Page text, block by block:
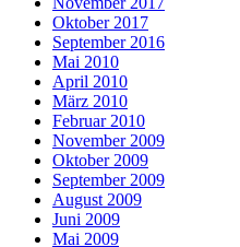
Oktober 2017
September 2016
Mai 2010
April 2010
März 2010
Februar 2010
November 2009
Oktober 2009
September 2009
August 2009
Juni 2009
Mai 2009